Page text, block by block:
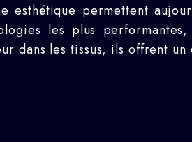
esthétique permettent
les plus performantes,
dans les tissus, ils offrent un